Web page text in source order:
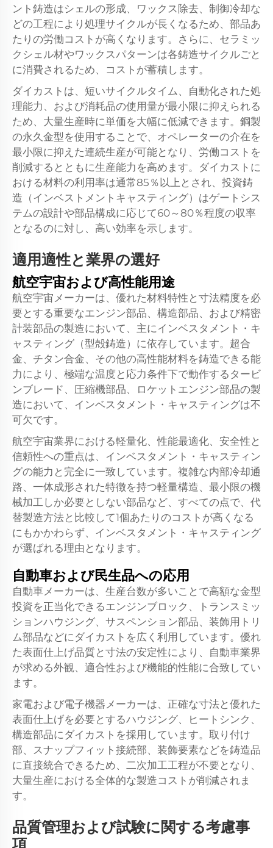
ント鋳造はシェルの形成、ワックス除去、制御冷却な
どの工程により処理サイクルが長くなるため、部品あ
たりの労働コストが高くなります。さらに、セラミッ
クシェル材やワックスパターンは各鋳造サイクルごと
に消費されるため、コストが蓄積します。
ダイカストは、短いサイクルタイム、自動化された処
理能力、および消耗品の使用量が最小限に抑えられる
ため、大量生産時に単価を大幅に低減できます。鋼製
の永久金型を使用することで、オペレーターの介在を
最小限に抑えた連続生産が可能となり、労働コストを
削減するとともに生産能力を高めます。ダイカストに
おける材料の利用率は通常85％以上とされ、投資鋳
造（インベストメントキャスティング）はゲートシス
テムの設計や部品構成に応じて60～80％程度の収率
となるのに対し、高い効率を示します。
適用適性と業界の選好
航空宇宙および高性能用途
航空宇宙メーカーは、優れた材料特性と寸法精度を必
要とする重要なエンジン部品、構造部品、および精密
計装部品の製造において、主にインベスタメント・キ
ャスティング（型殻鋳造）に依存しています。超合
金、チタン合金、その他の高性能材料を鋳造できる能
力により、極端な温度と応力条件下で動作するタービ
ンブレード、圧縮機部品、ロケットエンジン部品の製
造において、インベスタメント・キャスティングは不
可欠です。
航空宇宙業界における軽量化、性能最適化、安全性と
信頼性への重点は、インベスタメント・キャスティン
グの能力と完全に一致しています。複雑な内部冷却通
路、一体成形された特徴を持つ軽量構造、最小限の機
械加工しか必要としない部品など、すべての点で、代
替製造方法と比較して1個あたりのコストが高くなる
にもかかわらず、インベスタメント・キャスティング
が選ばれる理由となります。
自動車および民生品への応用
自動車メーカーは、生産台数が多いことで高額な金型
投資を正当化できるエンジンブロック、トランスミッ
ションハウジング、サスペンション部品、装飾用トリ
ム部品などにダイカストを広く利用しています。優れ
た表面仕上げ品質と寸法の安定性により、自動車業界
が求める外観、適合性および機能的性能に合致してい
ます。
家電および電子機器メーカーは、正確な寸法と優れた
表面仕上げを必要とするハウジング、ヒートシンク、
構造部品にダイカストを採用しています。取り付け
部、スナップフィット接続部、装飾要素などを鋳造品
に直接統合できるため、二次加工工程が不要となり、
大量生産における全体的な製造コストが削減されま
す。
品質管理および試験に関する考慮事
項